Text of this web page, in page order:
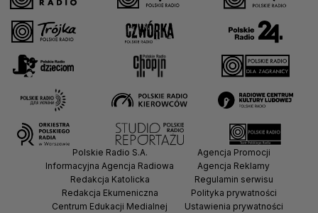
Polskie Radio S.A.
Informacyjna Agencja Radiowa
Redakcja Katolicka
Redakcja Ekumeniczna
Centrum Edukacji Medialnej
Agencja Promocji
Agencja Reklamy
Regulamin serwisu
Polityka prywatności
Ustawienia prywatności